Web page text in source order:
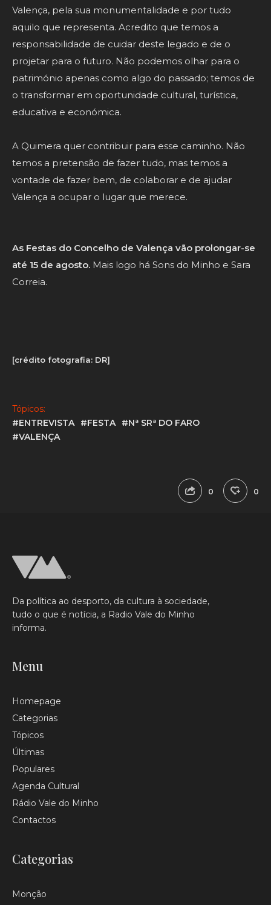
Valença, pela sua monumentalidade e por tudo
aquilo que representa. Acredito que temos a
responsabilidade de cuidar deste legado e de o
projetar para o futuro. Não podemos olhar para o
património apenas como algo do passado; temos de
o transformar em oportunidade cultural, turística,
educativa e económica.
A Quimera quer contribuir para esse caminho. Não
temos a pretensão de fazer tudo, mas temos a
vontade de fazer bem, de colaborar e de ajudar
Valença a ocupar o lugar que merece.
As Festas do Concelho de Valença vão prolongar-se
até 15 de agosto. Mais logo há Sons do Minho e Sara
Correia.
[crédito fotografia: DR]
Tópicos:
#ENTREVISTA
#FESTA
#Nª SRª DO FARO
#VALENÇA
0 0
Da política ao desporto, da cultura à sociedade,
tudo o que é notícia, a Radio Vale do Minho
informa.
Menu
Homepage
Categorias
Tópicos
Últimas
Populares
Agenda Cultural
Rádio Vale do Minho
Contactos
Categorias
Monção